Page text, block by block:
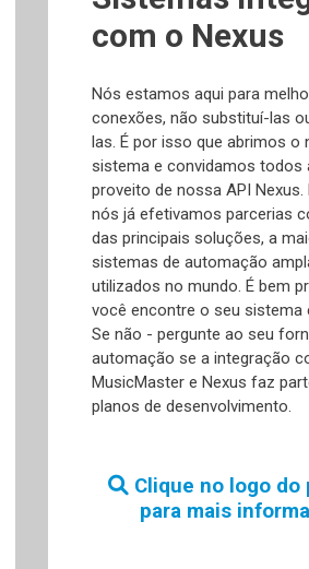
com o Nexus
Nós estamos aqui para
conexões, não substituí-las
las. É por isso que abrimos o
sistema e convidamos todos
proveito de nossa API Nexus.
nós já efetivamos parcerias
das principais soluções, a
sistemas de automação
utilizados no mundo. É bem
você encontre o seu sistema
Se não - pergunte ao seu
automação se a integração
MusicMaster e Nexus faz
planos de desenvolvimento.
Clique no logo do
para mais